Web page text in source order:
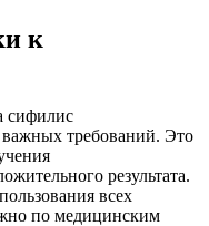
к
сифилис
требований. Это
результата.
всех
по медицинским